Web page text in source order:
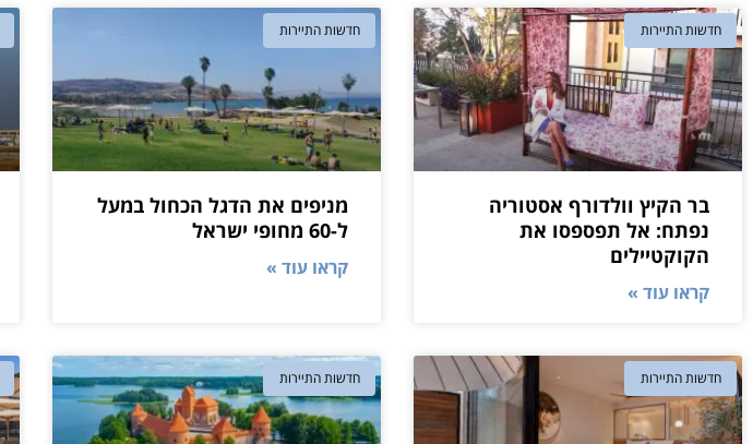
חדשות התיירות
בר הקיץ וולדורף אסטוריה
נפתח: אל תפספסו את
הקוקטיילים
קראו עוד »
חדשות התיירות
מניפים את הדגל הכחול במעל
ל-60 מחופי ישראל
קראו עוד »
חדשות התיירות חדשות התיירות